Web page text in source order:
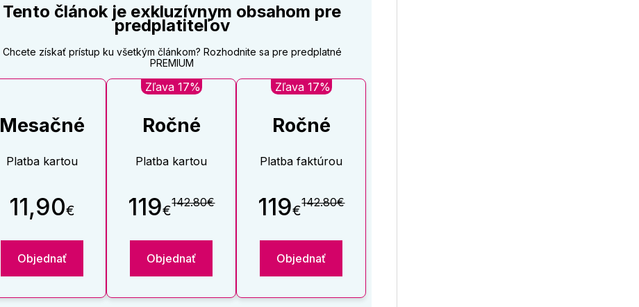
Tento článok je exkluzívnym obsahom pre
predplatiteľov
Chcete získať prístup ku všetkým článkom? Rozhodnite sa pre predplatné
PREMIUM
Mesačné
Platba kartou
11,90€
Objednať
Zľava 17%
Ročné
Platba kartou
119€142.80€
Objednať
Zľava 17%
Ročné
Platba faktúrou
119€142.80€
Objednať